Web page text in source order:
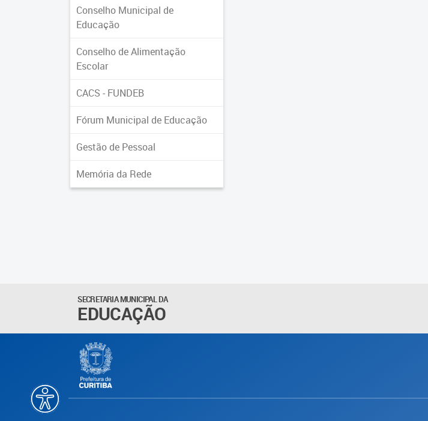
Conselho Municipal de
Educação
Conselho de Alimentação
Escolar
CACS - FUNDEB
Fórum Municipal de Educação
Gestão de Pessoal
Memória da Rede
SECRETARIA MUNICIPAL DA
EDUCAÇÃO